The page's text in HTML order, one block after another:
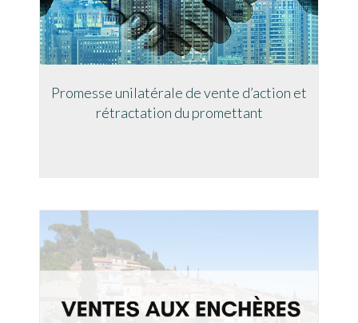
Promesse unilatérale de vente d’action et
rétractation du promettant